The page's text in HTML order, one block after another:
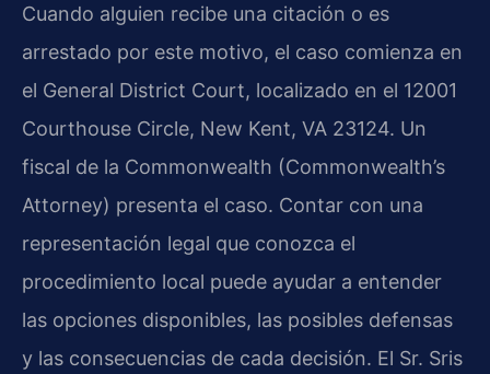
Cuando alguien recibe una citación o es
arrestado por este motivo, el caso comienza en
el General District Court, localizado en el 12001
Courthouse Circle, New Kent, VA 23124. Un
fiscal de la Commonwealth (Commonwealth’s
Attorney) presenta el caso. Contar con una
representación legal que conozca el
procedimiento local puede ayudar a entender
las opciones disponibles, las posibles defensas
y las consecuencias de cada decisión. El Sr. Sris